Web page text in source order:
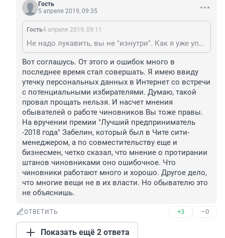
Гость
5 апреля 2019, 09:35
Гость4 апреля 2019, 09:11
Не надо лукавить, вы не "изнутри". Как я уже упоминал, что тем, кто не был на госслужбе, ничего не объяснишь. Вы как раз выражаете взгляд со стороны. Либо опыта совсем ещё нет. Спорить не хочу. Но скажу одно: "рыба гниёт с головы", Осипов задаёт (уже задал за 150 дней) темпы и направления работы. Темп получился круглосуточный, необъяснимо "рваный", как челночный бег, "впопыхах и наскоро" - вот такими словами можно охарактеризовать. Направление одно - выборы осенью 2019 года. Всё, что делается, только для этого. Чихнул - сразу статья в СМИ, всплакнул - тираж на всю страну и т.п. И этим всё-всё объясняется. А "горе-начальники" - это тоже вопрос давно понятный. Поставь своих людей и отвечай за них. Не сменил до сих пор - значит эти начальники его устраивают, это его команда. Давно пора сформировать команду и отвечать за неё полностью.
Вот соглашусь. От этого и ошибок много в
последнее время стал совершать. Я имею ввиду
утечку персональных данных в Интернет со встречи
с потенциальными избирателями. Думаю, такой
провал прощать нельзя. И насчет мнения
обывателей о работе чиновников Вы тоже правы.
На вручении премии "Лучший предприниматель
-2018 года" Забелин, который был в Чите сити-
менеджером, а по совместительству еще и
бизнесмен, четко сказал, что мнение о протирании
штанов чиновниками оно ошибочное. Что
чиновники работают много и хорошо. Другое дело,
что многие вещи не в их власти. Но обывателю это
не объяснишь.
ОТВЕТИТЬ +3 –0
Показать ещё 2 ответа